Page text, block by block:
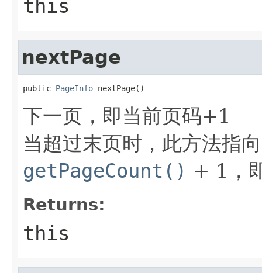
this
nextPage
public PageInfo nextPage()
下一页，即当前页码+1
当超过末页时，此方法指
getPageCount() + 1，
Returns:
this